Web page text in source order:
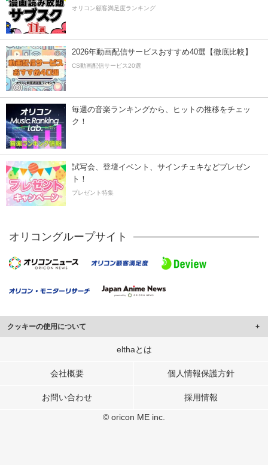
オリコン顧客満足度ランキング
2026年動画配信サービスおすすめ40選【徹底比較】
CS動画配信サービス20選
毎週の音楽ランキングから、ヒットの推移をチェッ
ク！
試写会、登壇イベント、サインチェキなどプレゼン
ト！
プレゼント特集
オリコングループサイト
クッキーの使用について
このサイトでは Cookie を使用して、ユーザーに合わせたコンテンツや広告の
行っています。
メディアや広告配信、データ解析の各パートナーに提供しています。
elthaとは
会社概要 個人情報保護方針
お問い合わせ 採用情報
© oricon ME inc.